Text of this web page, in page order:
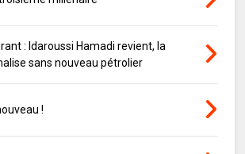
: Idaroussi Hamadi revient, la
sans nouveau pétrolier
!